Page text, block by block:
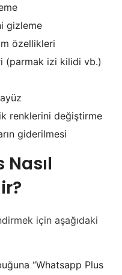
gizleme
özellikleri
(parmak izi kilidi vb.)
renklerini değiştirme
giderilmesi
için aşağıdaki
“Whatsapp Plus